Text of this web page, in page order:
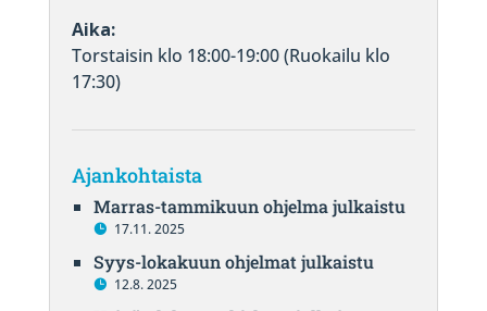
Aika:
Torstaisin klo 18:00-19:00 (Ruokailu klo
17:30)
Ajankohtaista
Marras-tammikuun ohjelma julkaistu
17.11. 2025
Syys-lokakuun ohjelmat julkaistu
12.8. 2025